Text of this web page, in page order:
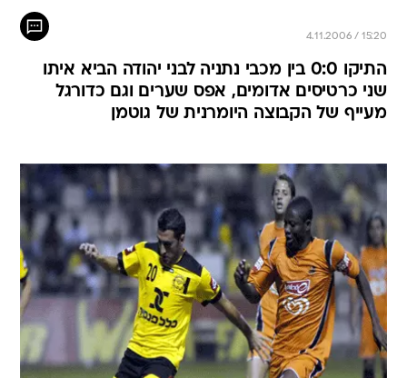
4.11.2006 / 15:20
התיקו 0:0 בין מכבי נתניה לבני יהודה הביא איתו
שני כרטיסים אדומים, אפס שערים וגם כדורגל
מעייף של הקבוצה היומרנית של גוטמן